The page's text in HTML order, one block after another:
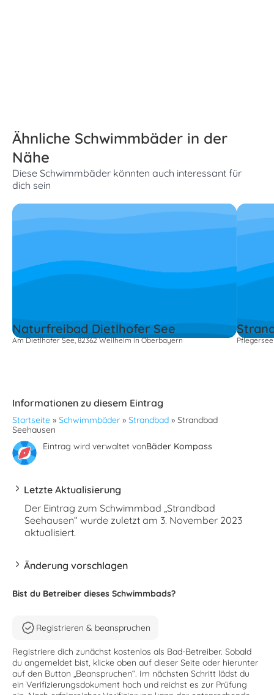
Ähnliche Schwimmbäder in der
Nähe
Diese Schwimmbäder könnten auch interessant für
dich sein
Naturfreibad Dietlhofer See
Am Dietlhofer See, 82362 Weilheim in Oberbayern
Informationen zu diesem Eintrag
Startseite » Schwimmbäder » Strandbad » Strandbad
Seehausen
Eintrag wird verwaltet vonBäder Kompass
Letzte Aktualisierung
Der Eintrag zum Schwimmbad „Strandbad
Seehausen“ wurde zuletzt am 3. November 2023
aktualisiert.
Änderung vorschlagen
Bist du Betreiber dieses Schwimmbads?
Registrieren & beanspruchen
Registriere dich zunächst kostenlos als Bad-Betreiber. Sobald
du angemeldet bist, klicke oben auf dieser Seite oder hierunter
auf den Button „Beanspruchen“. Im nächsten Schritt lädst du
ein Verifizierungsdokument hoch und reichst es zur Prüfung